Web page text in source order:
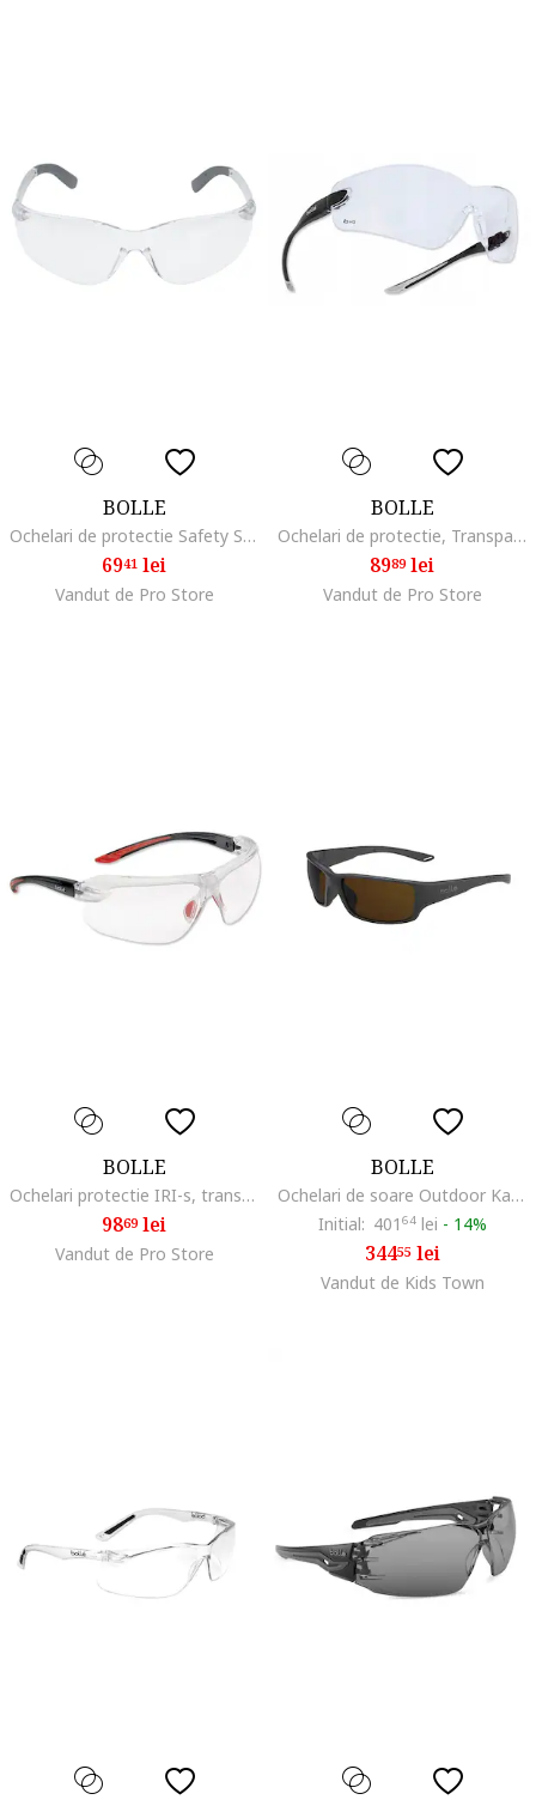
BOLLE
Ochelari de protectie Safety S11 - Transparent
6941 lei
Vandut de Pro Store
BOLLE
Ochelari de protectie, Transparent
8989lei
Vandut de Pro Store
BOLLE
Ochelari protectie IRI-s, transparenti, reglabil, 27g
9869lei
Vandut de Pro Store
BOLLE
Ochelari de soare Outdoor Kayman, Negru mat/100 Gun
Initial: 401 64lei - 14%
34455lei
Vandut de Kids Town